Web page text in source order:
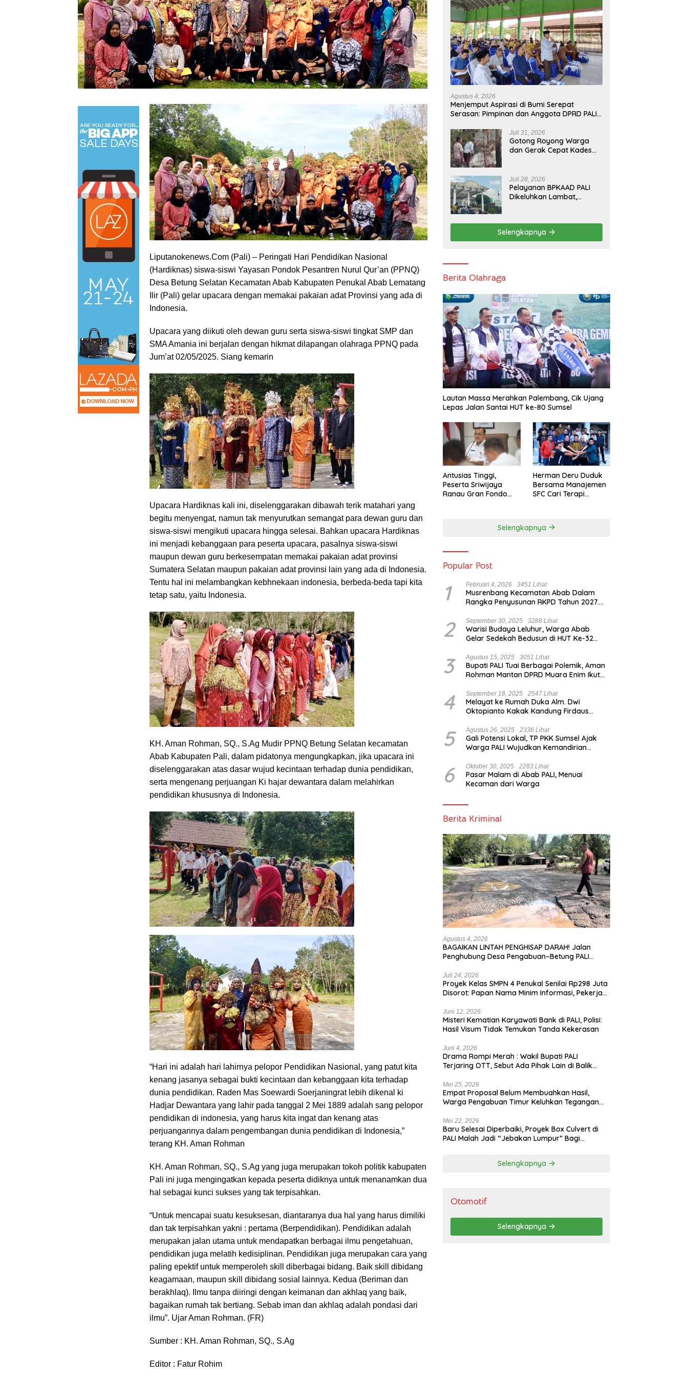
Liputanokenews.Com (Pali) – Peringati Hari Pendidikan Nasional
(Hardiknas) siswa-siswi Yayasan Pondok Pesantren Nurul Qur’an (PPNQ)
Desa Betung Selatan Kecamatan Abab Kabupaten Penukal Abab Lematang
Ilir (Pali) gelar upacara dengan memakai pakaian adat Provinsi yang ada di
Indonesia.
Upacara yang diikuti oleh dewan guru serta siswa-siswi tingkat SMP dan
SMA Amania ini berjalan dengan hikmat dilapangan olahraga PPNQ pada
Jum’at 02/05/2025. Siang kemarin
Upacara Hardiknas kali ini, diselenggarakan dibawah terik matahari yang
begitu menyengat, namun tak menyurutkan semangat para dewan guru dan
siswa-siswi mengikuti upacara hingga selesai. Bahkan upacara Hardiknas
ini menjadi kebanggaan para peserta upacara, pasalnya siswa-siswi
maupun dewan guru berkesempatan memakai pakaian adat provinsi
Sumatera Selatan maupun pakaian adat provinsi lain yang ada di Indonesia.
Tentu hal ini melambangkan kebhnekaan indonesia, berbeda-beda tapi kita
tetap satu, yaitu Indonesia.
KH. Aman Rohman, SQ., S.Ag Mudir PPNQ Betung Selatan kecamatan
Abab Kabupaten Pali, dalam pidatonya mengungkapkan, jika upacara ini
diselenggarakan atas dasar wujud kecintaan terhadap dunia pendidikan,
serta mengenang perjuangan Ki hajar dewantara dalam melahirkan
pendidikan khususnya di Indonesia.
“Hari ini adalah hari lahirnya pelopor Pendidikan Nasional, yang patut kita
kenang jasanya sebagai bukti kecintaan dan kebanggaan kita terhadap
dunia pendidikan. Raden Mas Soewardi Soerjaningrat lebih dikenal ki
Hadjar Dewantara yang lahir pada tanggal 2 Mei 1889 adalah sang pelopor
pendidikan di indonesia, yang harus kita ingat dan kenang atas
perjuangannya dalam pengembangan dunia pendidikan di Indonesia,”
terang KH. Aman Rohman
KH. Aman Rohman, SQ., S.Ag yang juga merupakan tokoh politik kabupaten
Pali ini juga mengingatkan kepada peserta didiknya untuk menanamkan dua
hal sebagai kunci sukses yang tak terpisahkan.
“Untuk mencapai suatu kesuksesan, diantaranya dua hal yang harus dimiliki
dan tak terpisahkan yakni : pertama (Berpendidikan). Pendidikan adalah
merupakan jalan utama untuk mendapatkan berbagai ilmu pengetahuan,
pendidikan juga melatih kedisiplinan. Pendidikan juga merupakan cara yang
paling epektif untuk memperoleh skill diberbagai bidang. Baik skill dibidang
keagamaan, maupun skill dibidang sosial lainnya. Kedua (Beriman dan
berakhlaq). Ilmu tanpa diiringi dengan keimanan dan akhlaq yang baik,
bagaikan rumah tak bertiang. Sebab iman dan akhlaq adalah pondasi dari
ilmu”. Ujar Aman Rohman. (FR)
Sumber : KH. Aman Rohman, SQ., S.Ag
Editor : Fatur Rohim
Agustus 4, 2026
Menjemput Aspirasi di Bumi Serepat
Serasan: Pimpinan dan Anggota DPRD PALI
Abab Melalui Reses Ke-2 Tahun 2026
Juli 31, 2026
Gotong Royong Warga
dan Gerak Cepat Kades
Selatan
Juli 28, 2026
Pelayanan BPKAAD PALI
Dikeluhkan Lambat,
Selengkapnya
Berita Olahraga
Lautan Massa Merahkan Palembang, Cik Ujang
Lepas Jalan Santai HUT ke-80 Sumsel
Antusias Tinggi,
Peserta Sriwijaya
Ranau Gran Fondo
Herman Deru Duduk
Bersama Manajemen
SFC Cari Terapi
Selengkapnya
Popular Post
1 Februari 4, 2026 3451 Lihat
Musrenbang Kecamatan Abab Dalam
Rangka Penyusunan RKPD Tahun 2027.
Strategis
2 September 30, 2025 3288 Lihat
Warisi Budaya Leluhur, Warga Abab
Gelar Sedekah Bedusun di HUT Ke-32
3 Agustus 15, 2025 3051 Lihat
Bupati PALI Tuai Berbagai Polemik, Aman
Rohman Mantan DPRD Muara Enim Ikut
4 September 18, 2025 2547 Lihat
Melayat ke Rumah Duka Alm. Dwi
Oktopianto Kakak Kandung Firdaus
Turut Berduka Cita.
5 Agustus 26, 2025 2336 Lihat
Gali Potensi Lokal, TP PKK Sumsel Ajak
Warga PALI Wujudkan Kemandirian
6 Oktober 30, 2025 2283 Lihat
Pasar Malam di Abab PALI, Menuai
Kecaman dari Warga
Berita Kriminal
Agustus 4, 2026
BAGAIKAN LINTAH PENGHISAP DARAH! Jalan
Penghubung Desa Pengabuan–Betung PALI
Biang Kerok
Juli 24, 2026
Proyek Kelas SMPN 4 Penukal Senilai Rp298 Juta
Disorot: Papan Nama Minim Informasi, Pekerja
Juni 12, 2026
Misteri Kematian Karyawati Bank di PALI, Polisi:
Hasil Visum Tidak Temukan Tanda Kekerasan
Juni 4, 2026
Drama Rompi Merah : Wakil Bupati PALI
Terjaring OTT, Sebut Ada Pihak Lain di Balik
Mei 25, 2026
Empat Proposal Belum Membuahkan Hasil,
Warga Pengabuan Timur Keluhkan Tegangan
Mei 22, 2026
Baru Selesai Diperbaiki, Proyek Box Culvert di
PALI Malah Jadi “Jebakan Lumpur” Bagi
Selengkapnya
Otomotif
Selengkapnya